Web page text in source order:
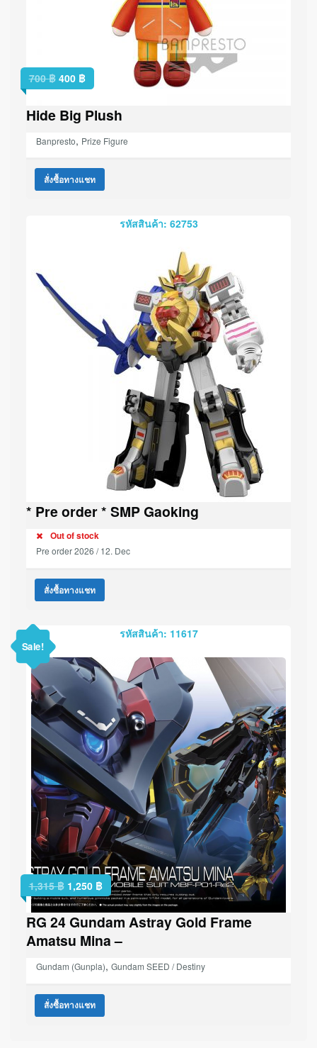
700฿ 400 ฿
Hide Big Plush
Banpresto, Prize Figure
สั่งซื้อทางแชท
รหัสสินค้า: 62753
* Pre order * SMP Gaoking
Out of stock
Pre order 2026 / 12. Dec
สั่งซื้อทางแชท
รหัสสินค้า: 11617
Sale!
1,315฿ 1,250 ฿
RG 24 Gundam Astray Gold Frame
Amatsu Mina –
Gundam (Gunpla), Gundam SEED / Destiny
สั่งซื้อทางแชท